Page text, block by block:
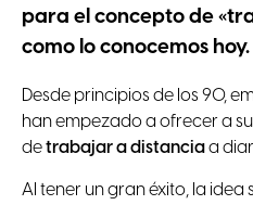
para el concepto de
como lo conocemos hoy.
Desde principios de los 90,
han empezado a ofrecer a
detrabajar a distanciaa
Al tener un gran éxito, la